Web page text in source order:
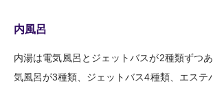
内風呂
内湯は電気風呂とジェットバスが2種類ずつ
気風呂が3種類、ジェットバス4種類、エステ